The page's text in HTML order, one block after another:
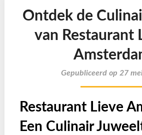
Ontdek de
van Restaurant
Gepubliceerd op 27
Restaurant Lieve
Een Culinair